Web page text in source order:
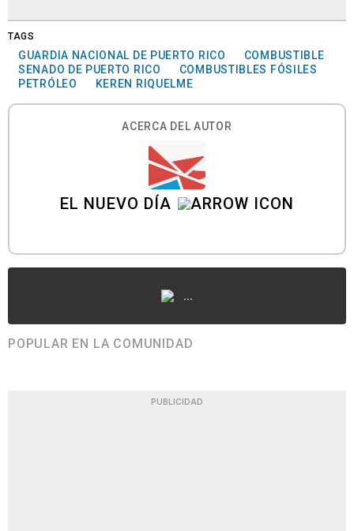
TAGS
GUARDIA NACIONAL DE PUERTO RICO
COMBUSTIBLE
SENADO DE PUERTO RICO
COMBUSTIBLES FÓSILES
PETRÓLEO
KEREN RIQUELME
ACERCA DEL AUTOR
EL NUEVO DÍA
...
POPULAR EN LA COMUNIDAD
PUBLICIDAD